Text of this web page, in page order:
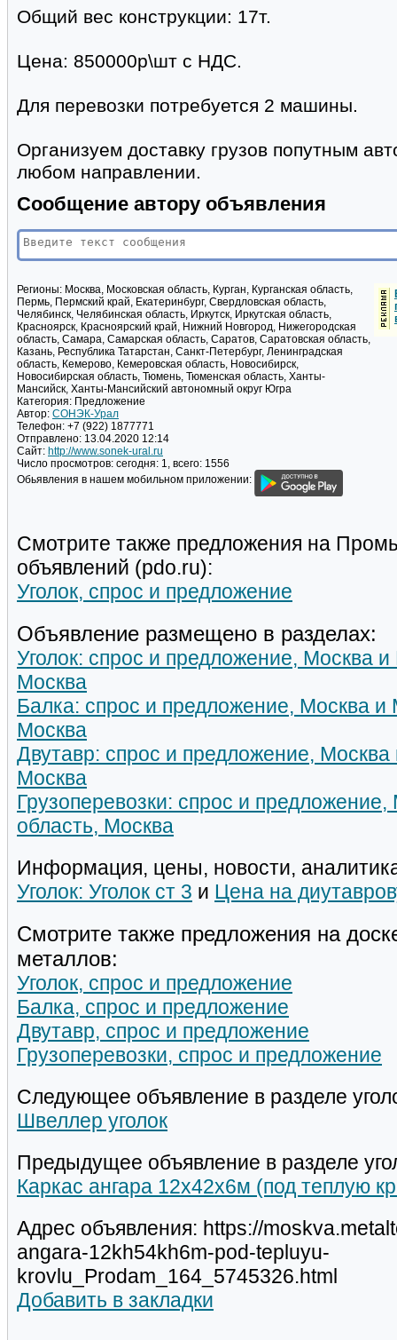
Общий вес конструкции: 17т.
Цена: 850000р\шт с НДС.
Для перевозки потребуется 2 машины.
Организуем доставку грузов попутным
любом направлении.
Сообщение автору объявления
Регионы: Москва, Московская область, Курган, Курганская область,
Пермь, Пермский край, Екатеринбург, Свердловская область,
Челябинск, Челябинская область, Иркутск, Иркутская область,
Красноярск, Красноярский край, Нижний Новгород, Нижегородская
область, Самара, Самарская область, Саратов, Саратовская область,
Казань, Республика Татарстан, Санкт-Петербург, Ленинградская
область, Кемерово, Кемеровская область, Новосибирск,
Новосибирская область, Тюмень, Тюменская область, Ханты-
Мансийск, Ханты-Мансийский автономный округ Югра
Категория: Предложение
Автор: СОНЭК-Урал
Телефон: +7 (922) 1877771
Отправлено: 13.04.2020 12:14
Сайт: http://www.sonek-ural.ru
Число просмотров: сегодня: 1, всего: 1556
Обьявления в нашем мобильном приложении:
Смотрите также предложения на
объявлений (pdo.ru):
Уголок, спрос и предложение
Объявление размещено в разделах:
Уголок: спрос и предложение, Москва
Москва
Балка: спрос и предложение, Москва и
Москва
Двутавр: спрос и предложение, Москва
Москва
Грузоперевозки: спрос и
область, Москва
Информация, цены, новости,
Уголок: Уголок ст 3 и Цена на
Смотрите также предложения на
металлов:
Уголок, спрос и предложение
Балка, спрос и предложение
Двутавр, спрос и предложение
Грузоперевозки, спрос и предложение
Следующее объявление в разделе
Швеллер уголок
Предыдущее объявление в разделе
Каркас ангара 12х42х6м (под теплую
Адрес объявления: https://
angara-12kh54kh6m-pod-tepluyu-
krovlu_Prodam_164_5745326.html
Добавить в закладки